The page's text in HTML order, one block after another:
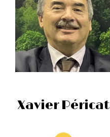
Xavier Péricat